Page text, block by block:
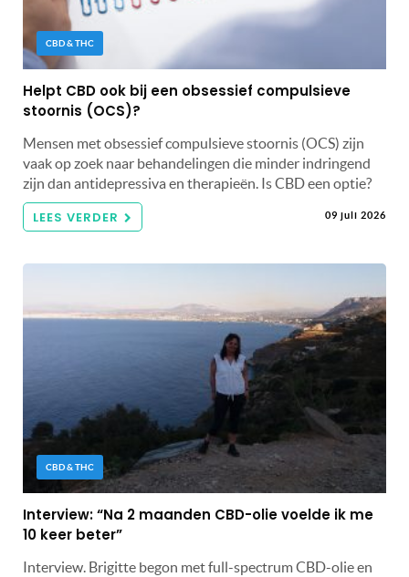
CBD & THC
Helpt CBD ook bij een obsessief compulsieve
stoornis (OCS)?
Mensen met obsessief compulsieve stoornis (OCS) zijn
vaak op zoek naar behandelingen die minder indringend
zijn dan antidepressiva en therapieën. Is CBD een optie?
LEES VERDER 09 juli 2026
CBD & THC
Interview: “Na 2 maanden CBD-olie voelde ik me
10 keer beter”
Interview. Brigitte begon met full-spectrum CBD-olie en